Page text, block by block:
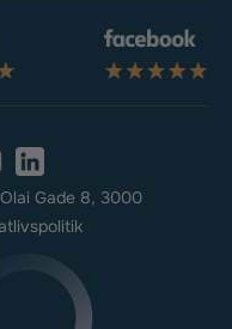
Gade 8, 3000
LinkedIn